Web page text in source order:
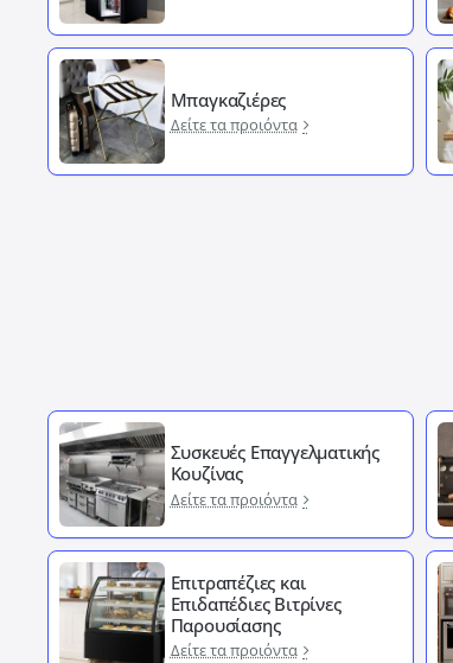
Μπαγκαζιέρες
Δείτε τα προιόντα
Συσκευές Επαγγελματικής
Κουζίνας
Δείτε τα προιόντα
Επιτραπέζιες και
Επιδαπέδιες Βιτρίνες
Παρουσίασης
Δείτε τα προιόντα